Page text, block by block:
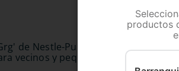
de Nestle-Purina: ¡Alimenta al
vecinos y pequeñas mascotas.
productos